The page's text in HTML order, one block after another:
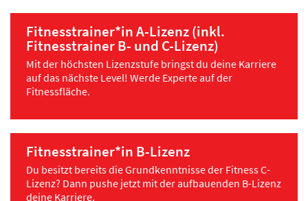
Fitnesstrainer*in A-Lizenz (inkl.
Fitnesstrainer B- und C-Lizenz)
Mit der höchsten Lizenzstufe bringst du deine Karriere
auf das nächste Level! Werde Experte auf der
Fitnessfläche.
Fitnesstrainer*in B-Lizenz
Du besitzt bereits die Grundkenntnisse der Fitness C-
Lizenz? Dann pushe jetzt mit der aufbauenden B-Lizenz
deine Karriere.